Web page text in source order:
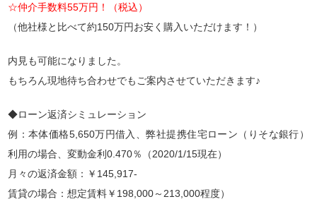
☆仲介手数料55万円！（税込）
（他社様と比べて約150万円お安く購入いただけます！）
内見も可能になりました。
もちろん現地待ち合わせでもご案内させていただきます♪
◆ローン返済シミュレーション
例：本体価格5,650万円借入、弊社提携住宅ローン（りそな銀行）
利用の場合、変動金利0.470％（2020/1/15現在）
月々の返済金額：￥145,917-
賃貸の場合：想定賃料￥198,000～213,000程度）